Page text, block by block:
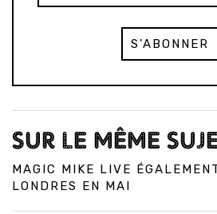
S'ABONNER
SUR LE MÊME
MAGIC MIKE LIVE
LONDRES EN MAI